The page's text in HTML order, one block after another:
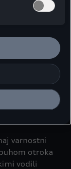
trdno
jih dovolj
mora biti
ramena in
varnostni
otroka
vodili